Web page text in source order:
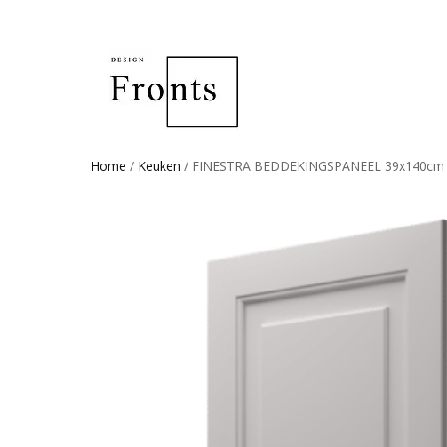
Home / Keuken / FINESTRA BEDDEKINGSPANEEL 39x140cm